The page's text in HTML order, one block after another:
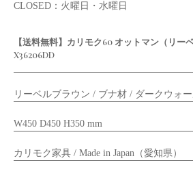
CLOSED：火曜日・水曜日
【送料無料】カリモク60 オットマン（リー
X36206DD
リーベルブラウン / ブナ材 / ダークウォ
W450 D450 H350 mm
カリモク家具 / Made in Japan（愛知県）